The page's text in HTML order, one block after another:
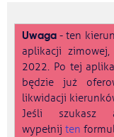
Uwaga - ten
aplikacji
2022. Po tej
będzie już
likwidacji
Jeśli szukasz
wypełnij ten